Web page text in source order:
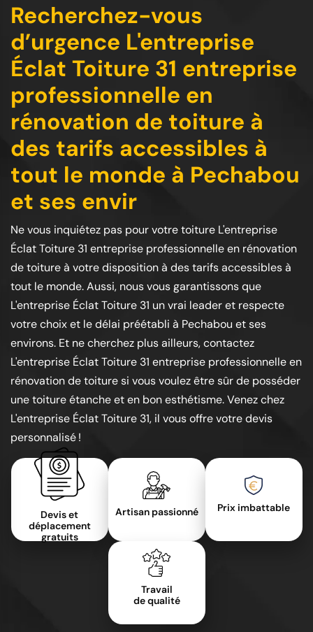
Recherchez-vous
d’urgence L'entreprise
Éclat Toiture 31 entreprise
professionnelle en
rénovation de toiture à
des tarifs accessibles à
tout le monde à Pechabou
et ses envir
Ne vous inquiétez pas pour votre toiture L'entreprise
Éclat Toiture 31 entreprise professionnelle en rénovation
de toiture à votre disposition à des tarifs accessibles à
tout le monde. Aussi, nous vous garantissons que
L'entreprise Éclat Toiture 31 un vrai leader et respecte
votre choix et le délai préétabli à Pechabou et ses
environs. Et ne cherchez plus ailleurs, contactez
L'entreprise Éclat Toiture 31 entreprise professionnelle en
rénovation de toiture si vous voulez être sûr de posséder
une toiture étanche et en bon esthétisme. Venez chez
L'entreprise Éclat Toiture 31, il vous offre votre devis
personnalisé !
Devis et
déplacement
gratuits
Artisan passionné Prix imbattable
Travail
de qualité